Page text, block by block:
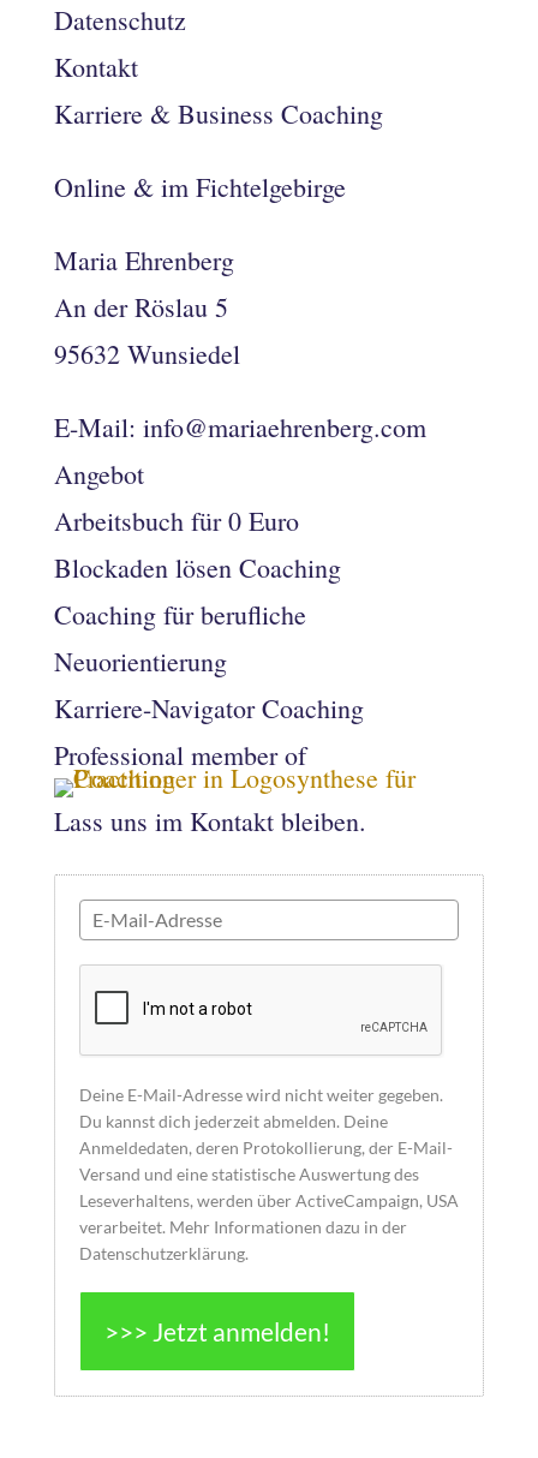
Datenschutz
Kontakt
Karriere & Business Coaching
Online & im Fichtelgebirge
Maria Ehrenberg
An der Röslau 5
95632 Wunsiedel
E-Mail: info@mariaehrenberg.com
Angebot
Arbeitsbuch für 0 Euro
Blockaden lösen Coaching
Coaching für berufliche
Neuorientierung
Karriere-Navigator Coaching
Professional member of
Lass uns im Kontakt bleiben.
Deine E-Mail-Adresse wird nicht weiter gegeben.
Du kannst dich jederzeit abmelden. Deine
Anmeldedaten, deren Protokollierung, der E-Mail-
Versand und eine statistische Auswertung des
Leseverhaltens, werden über ActiveCampaign, USA
verarbeitet. Mehr Informationen dazu in der
Datenschutzerklärung.
>>> Jetzt anmelden!